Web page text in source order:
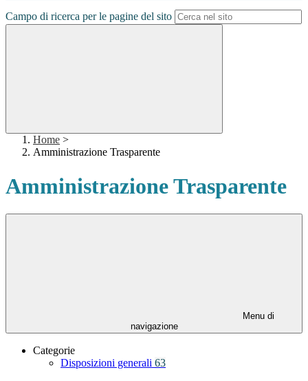
Campo di ricerca per le pagine del sito
Home >
Amministrazione Trasparente
Amministrazione Trasparente
Menu di
navigazione
Categorie
Disposizioni generali 63